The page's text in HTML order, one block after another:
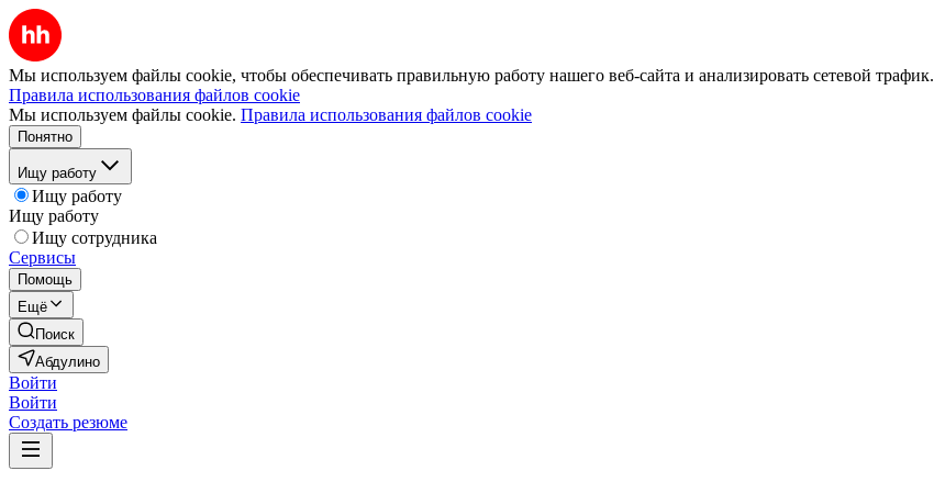
Мы используем файлы cookie, чтобы обеспечивать правильную работу нашего веб-сайта и анализировать сетевой трафик.
Правила использования файлов cookie
Мы используем файлы cookie. Правила использования файлов cookie
Понятно
Ищу работу
Ищу работу
Ищу работу
Ищу сотрудника
Сервисы
Помощь
Ещё
Поиск
Абдулино
Войти
Войти
Создать резюме